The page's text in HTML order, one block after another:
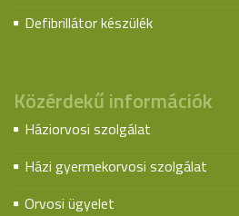
Defibrillátor készülék
Közérdekű információk
Háziorvosi szolgálat
Házi gyermekorvosi szolgálat
Orvosi ügyelet